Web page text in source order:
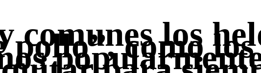
comunes los
pollo”, como los